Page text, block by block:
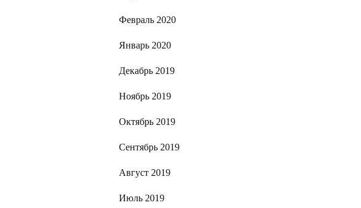
Февраль 2020
Январь 2020
Декабрь 2019
Ноябрь 2019
Октябрь 2019
Сентябрь 2019
Август 2019
Июль 2019